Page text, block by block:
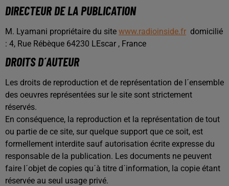
DIRECTEUR DE LA PUBLICATION
M. Lyamani propriétaire du site www.radioinside.fr domicilié
: 4, Rue Rébèque 64230 LEscar , France
DROITS D´AUTEUR
Les droits de reproduction et de représentation de l´ensemble
des oeuvres représentées sur le site sont strictement
réservés.
En conséquence, la reproduction et la représentation de tout
ou partie de ce site, sur quelque support que ce soit, est
formellement interdite sauf autorisation écrite expresse du
responsable de la publication. Les documents ne peuvent
faire l´objet de copies qu´à titre d´information, la copie étant
réservée au seul usage privé.